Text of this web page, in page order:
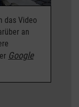
das Video
an
Google